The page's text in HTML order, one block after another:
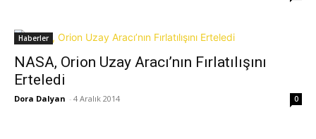
Haberler
NASA, Orion Uzay Aracı’nın Fırlatılışını
Erteledi
Dora Dalyan - 4 Aralık 2014 0